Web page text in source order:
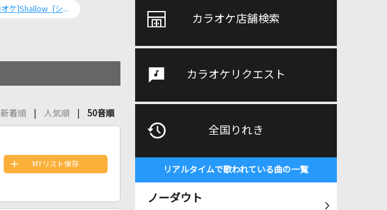
カラオケ店舗検索
カラオケリクエスト
全国りれき
リアルタイムで歌われている曲の一覧
ノーダウト
[プロオケ]Shallow [シャロウ ～「アリー/ スター誕生」愛のうた]
新着順
人気順 50音順
MYリスト保存